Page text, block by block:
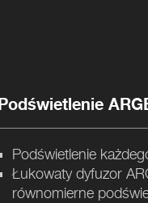
Podświetlenie
Podświetlenie
Łukowaty dyfuzor
równomierne